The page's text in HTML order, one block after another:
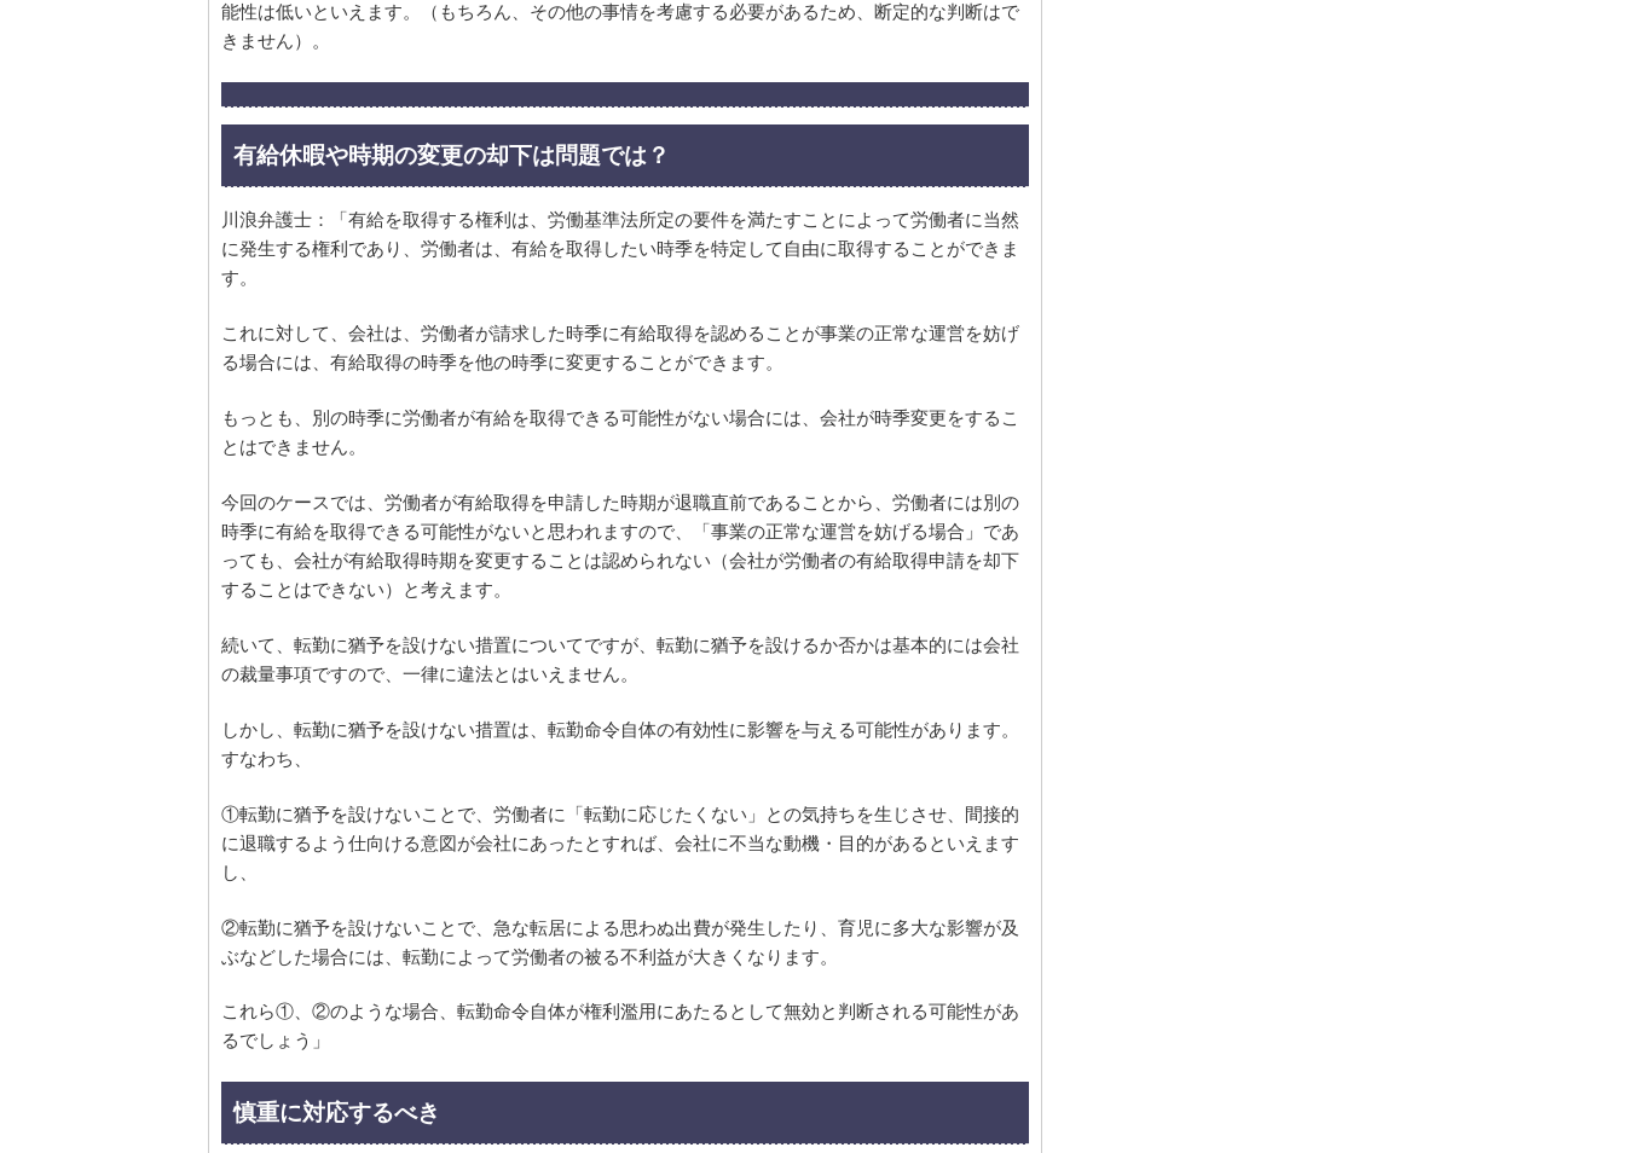
能性は低いといえます。（もちろん、その他の事情を考慮する必要があるため、断定的な判断はで
きません）。
有給休暇や時期の変更の却下は問題では？
川浪弁護士：「有給を取得する権利は、労働基準法所定の要件を満たすことによって労働者に当然
に発生する権利であり、労働者は、有給を取得したい時季を特定して自由に取得することができま
す。
これに対して、会社は、労働者が請求した時季に有給取得を認めることが事業の正常な運営を妨げ
る場合には、有給取得の時季を他の時季に変更することができます。
もっとも、別の時季に労働者が有給を取得できる可能性がない場合には、会社が時季変更をするこ
とはできません。
今回のケースでは、労働者が有給取得を申請した時期が退職直前であることから、労働者には別の
時季に有給を取得できる可能性がないと思われますので、「事業の正常な運営を妨げる場合」であ
っても、会社が有給取得時期を変更することは認められない（会社が労働者の有給取得申請を却下
することはできない）と考えます。
続いて、転勤に猶予を設けない措置についてですが、転勤に猶予を設けるか否かは基本的には会社
の裁量事項ですので、一律に違法とはいえません。
しかし、転勤に猶予を設けない措置は、転勤命令自体の有効性に影響を与える可能性があります。
すなわち、
①転勤に猶予を設けないことで、労働者に「転勤に応じたくない」との気持ちを生じさせ、間接的
に退職するよう仕向ける意図が会社にあったとすれば、会社に不当な動機・目的があるといえます
し、
②転勤に猶予を設けないことで、急な転居による思わぬ出費が発生したり、育児に多大な影響が及
ぶなどした場合には、転勤によって労働者の被る不利益が大きくなります。
これら①、②のような場合、転勤命令自体が権利濫用にあたるとして無効と判断される可能性があ
るでしょう」
慎重に対応するべき